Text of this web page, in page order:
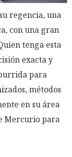
regencia, una
con una gran
tenga esta
exacta y
para
métodos
en su área
Mercurio para